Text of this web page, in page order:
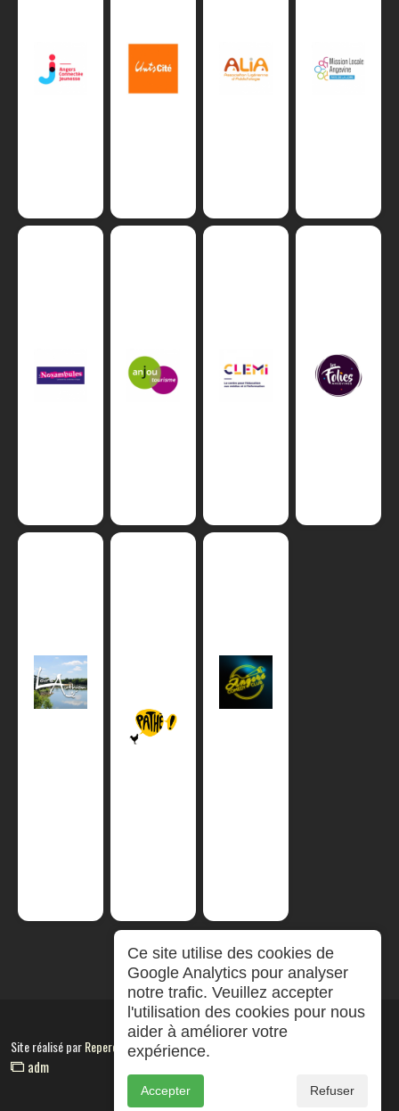
Site réalisé parRepereCom
adm
Ce site utilise des cookies de
Google Analytics pour analyser
notre trafic. Veuillez accepter
l'utilisation des cookies pour nous
aider à améliorer votre
expérience.
Accepter Refuser